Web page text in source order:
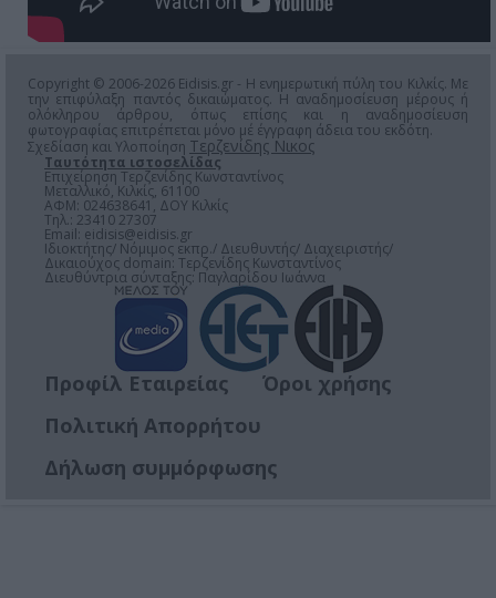
Copyright © 2006-2026 Eidisis.gr - Η ενημερωτική πύλη του Κιλκίς. Με
την επιφύλαξη παντός δικαιώματος. Η αναδημοσίευση μέρους ή
ολόκληρου άρθρου, όπως επίσης και η αναδημοσίευση
φωτογραφίας επιτρέπεται μόνο μέ έγγραφη άδεια του εκδότη.
Σχεδίαση και Υλοποίηση Τερζενίδης Νικος
Ταυτότητα ιστοσελίδας
Επιχείρηση Τερζενίδης Κωνσταντίνος
Μεταλλικό, Κιλκίς, 61100
ΑΦΜ: 024638641, ΔΟΥ Κιλκίς
Τηλ.: 23410 27307
Email: eidisis@eidisis.gr
Ιδιοκτήτης/ Νόμιμος εκπρ./ Διευθυντής/ Διαχειριστής/
Δικαιούχος domain: Τερζενίδης Κωνσταντίνος
Διευθύντρια σύνταξης: Παγλαρίδου Ιωάννα
Προφίλ Εταιρείας
Όροι χρήσης
Πολιτική Απορρήτου
Δήλωση συμμόρφωσης